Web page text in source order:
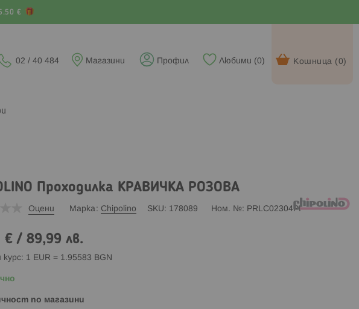
€
Кошница (0)
Любими (0)
Профил
Магазини
02 / 40 484
Проходилка КРАВИЧКА РОЗОВА
Оцени Марка Chipolino SKU 178089 Ном. № PRLC02304PI
€/ 89,99 лв.
курс: 1 EUR = 1.95583 BGN
по магазини